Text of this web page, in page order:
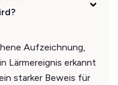
Aufzeichnung,
Lärmereignis erkannt
starker Beweis für